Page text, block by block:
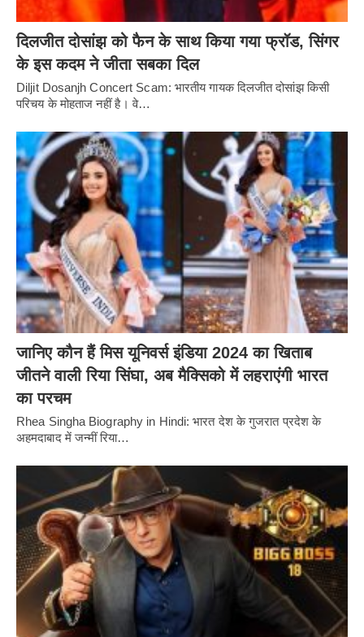
दिलजीत दोसांझ को फैन के साथ किया गया फ्रॉड, सिंगर
के इस कदम ने जीता सबका दिल
Diljit Dosanjh Concert Scam: भारतीय गायक दिलजीत दोसांझ किसी
परिचय के मोहताज नहीं है। वे…
जानिए कौन हैं मिस यूनिवर्स इंडिया 2024 का खिताब
जीतने वाली रिया सिंघा, अब मैक्सिको में लहराएंगी भारत
का परचम
Rhea Singha Biography in Hindi: भारत देश के गुजरात प्रदेश के
अहमदाबाद में जन्मीं रिया…